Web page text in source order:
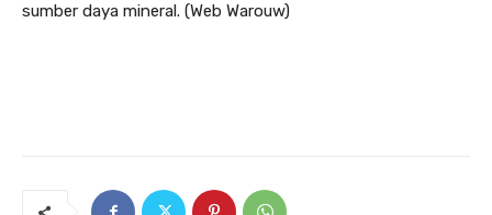
sumber daya mineral. (Web Warouw)